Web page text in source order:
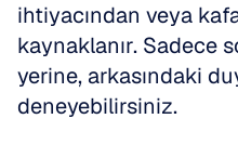
ihtiyacından veya kafa
kaynaklanır. Sadece
yerine, arkasındaki
deneyebilirsiniz.